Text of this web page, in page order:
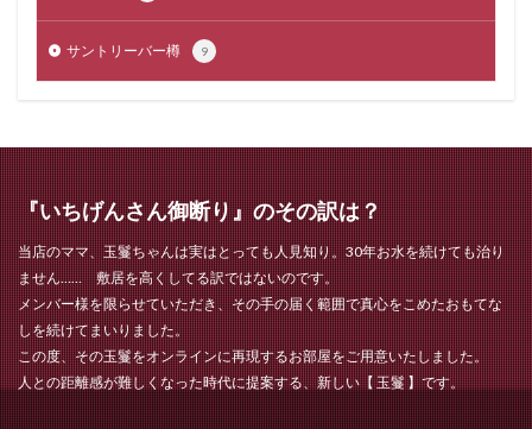
サントリーバー樽 9
『いちげんさん御断り』のその訳は？
当店のママ、玉鬘ちゃんは実はとっても人見知り。30年お水を続けても治り
ません…… 敷居を高くしてる訳ではないのです。
メンバー様を限らせていただき、その手の届く範囲で真心をこめたおもてな
しを続けてまいりました。
この度、その玉鬘をオンラインに再現するお部屋をご用意いたしました。
人との距離感が難しくなった時代に提案する、新しい【 玉鬘 】です。